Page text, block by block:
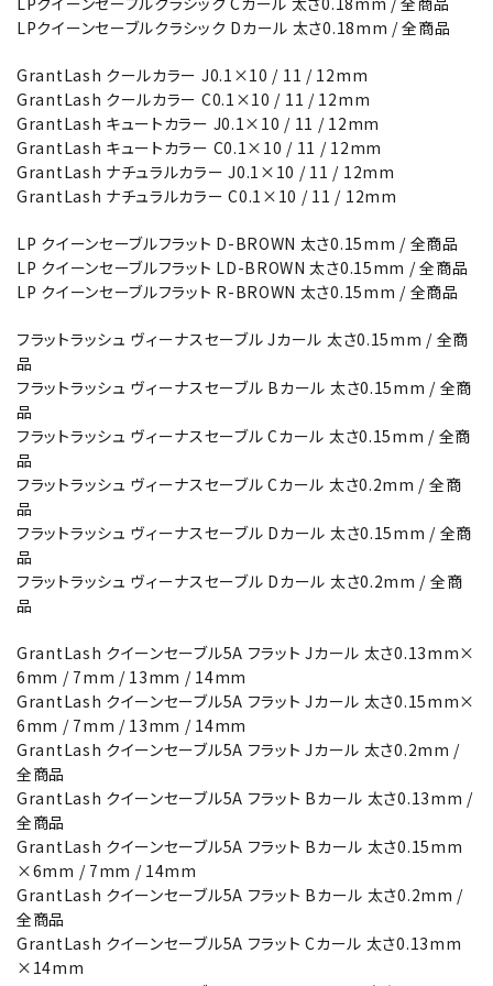
LPクイーンセーブルクラシック Dカール 太さ0.18mm / 全商品
GrantLash クールカラー J0.1×10 / 11 / 12mm
GrantLash クールカラー C0.1×10 / 11 / 12mm
GrantLash キュートカラー J0.1×10 / 11 / 12mm
GrantLash キュートカラー C0.1×10 / 11 / 12mm
GrantLash ナチュラルカラー J0.1×10 / 11 / 12mm
GrantLash ナチュラルカラー C0.1×10 / 11 / 12mm
LP クイーンセーブルフラット D-BROWN 太さ0.15mm / 全商品
LP クイーンセーブルフラット LD-BROWN 太さ0.15mm / 全商品
LP クイーンセーブルフラット R-BROWN 太さ0.15mm / 全商品
フラットラッシュ ヴィーナスセーブル Jカール 太さ0.15mm / 全商
品
フラットラッシュ ヴィーナスセーブル Bカール 太さ0.15mm / 全商
品
フラットラッシュ ヴィーナスセーブル Cカール 太さ0.15mm / 全商
品
フラットラッシュ ヴィーナスセーブル Cカール 太さ0.2mm / 全商
品
フラットラッシュ ヴィーナスセーブル Dカール 太さ0.15mm / 全商
品
フラットラッシュ ヴィーナスセーブル Dカール 太さ0.2mm / 全商
品
GrantLash クイーンセーブル5A フラット Jカール 太さ0.13mm×
6mm / 7mm / 13mm / 14mm
GrantLash クイーンセーブル5A フラット Jカール 太さ0.15mm×
6mm / 7mm / 13mm / 14mm
GrantLash クイーンセーブル5A フラット Jカール 太さ0.2mm /
全商品
GrantLash クイーンセーブル5A フラット Bカール 太さ0.13mm /
全商品
GrantLash クイーンセーブル5A フラット Bカール 太さ0.15mm
×6mm / 7mm / 14mm
GrantLash クイーンセーブル5A フラット Bカール 太さ0.2mm /
全商品
GrantLash クイーンセーブル5A フラット Cカール 太さ0.13mm
×14mm